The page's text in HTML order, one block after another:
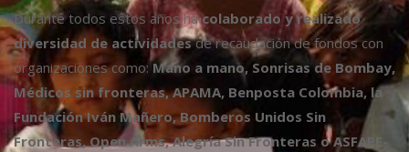
Durante todos estos años hacolaborado y realizado
diversidad de actividadesde recaudación de fondos con
organizaciones como:Mano a mano, Sonrisas de Bombay,
Médicos sin fronteras, APAMA, Benposta Colombia, la
Fundación Iván Mañero, Bomberos Unidos Sin
Fronteras, Open Arms, Alegría Sin Fronteras o ASFAPE-